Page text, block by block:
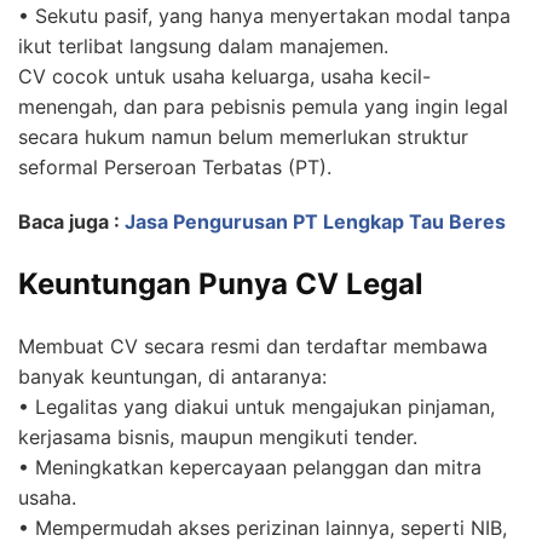
• Sekutu pasif, yang hanya menyertakan modal tanpa
ikut terlibat langsung dalam manajemen.
CV cocok untuk usaha keluarga, usaha kecil-
menengah, dan para pebisnis pemula yang ingin legal
secara hukum namun belum memerlukan struktur
seformal Perseroan Terbatas (PT).
Baca juga : Jasa Pengurusan PT Lengkap Tau Beres
Keuntungan Punya CV Legal
Membuat CV secara resmi dan terdaftar membawa
banyak keuntungan, di antaranya:
• Legalitas yang diakui untuk mengajukan pinjaman,
kerjasama bisnis, maupun mengikuti tender.
• Meningkatkan kepercayaan pelanggan dan mitra
usaha.
• Mempermudah akses perizinan lainnya, seperti NIB,